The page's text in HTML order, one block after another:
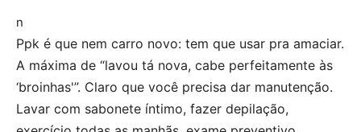
n
Ppk é que nem carro novo: tem que usar pra amaciar.
A máxima de “lavou tá nova, cabe perfeitamente às
‘broinhas'”. Claro que você precisa dar manutenção.
Lavar com sabonete íntimo, fazer depilação,